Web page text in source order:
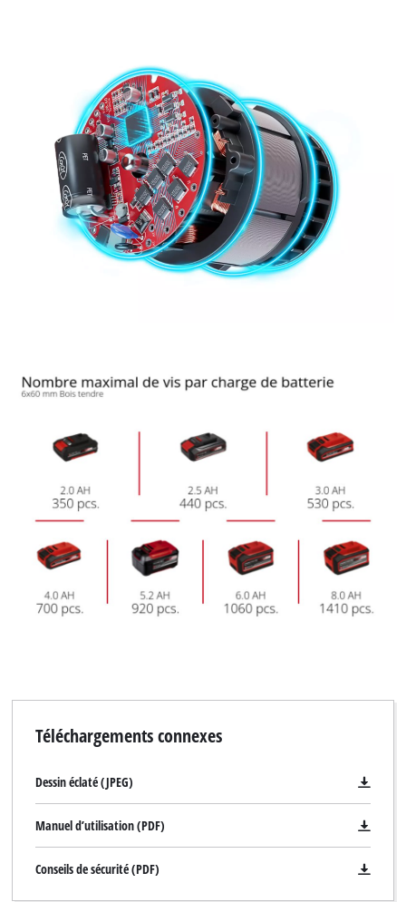
to trackers that are not disclosed to the
visitor. The website owner needs to setup
the site with their CMP to add this content
to the list of technologies used.
Powered byUsercentrics Consent
Management Platform
Téléchargements connexes
Dessin éclaté (JPEG)
Manuel d’utilisation (PDF)
Conseils de sécurité (PDF)